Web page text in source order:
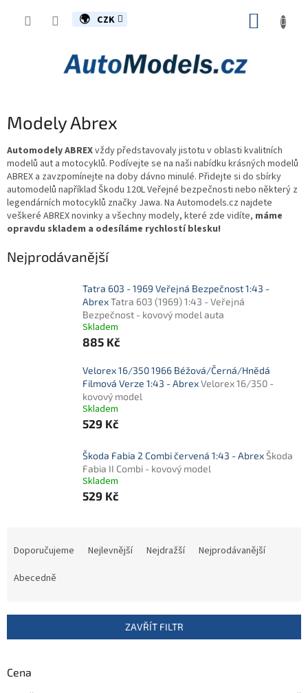
CZK
Modely Abrex
Automodely ABREXvždy představovaly jistotu v oblasti kvalitních
modelů aut a motocyklů. Podívejte se na naši nabídku krásných modelů
ABREX a zavzpomínejte na doby dávno minulé. Přidejte si do sbírky
automodelů například Škodu 120L Veřejné bezpečnosti nebo některý z
legendárních motocyklů značky Jawa. Na Automodels.cz najdete
veškeré ABREX novinky a všechny modely, které zde vidíte, máme
opravdu skladem a odesíláme rychlostí blesku!
Nejprodávanější
Tatra 603 - 1969 Veřejná Bezpečnost 1:43 -
AbrexTatra 603 (1969) 1:43 - Veřejná
Bezpečnost - kovový model auta
Skladem
885 Kč
Velorex 16/350 1966 Béžová/Černá/Hnědá
Filmová Verze 1:43 - AbrexVelorex 16/350 -
kovový model
Skladem
529 Kč
Škoda Fabia 2 Combi červená 1:43 - AbrexŠkoda
Fabia II Combi - kovový model
Skladem
529 Kč
r
d
Doporučujeme Nejlevnější Nejdražší
Nejprodávanější
Abecedně
ZAVŘÍT FILTR
Cena